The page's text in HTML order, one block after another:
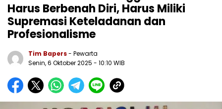
Harus Berbenah Diri, Harus Miliki
Supremasi Keteladanan dan
Profesionalisme
Tim Bapers- Pewarta
Senin, 6 Oktober 2025 - 10:10 WIB